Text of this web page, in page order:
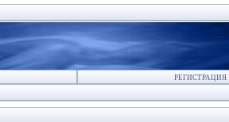
РЕГИСТРАЦИЯ